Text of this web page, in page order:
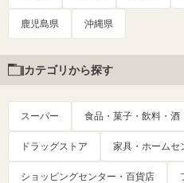
鹿児島県 沖縄県
カテゴリから探す
スーパー 食品・菓子・飲料・酒
ドラッグストア 家具・ホームセ
ショッピングセンター・百貨店